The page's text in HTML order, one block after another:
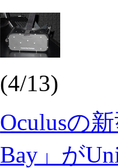
(4/13)
Oculusの
Bay」が